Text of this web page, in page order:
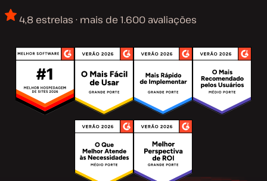
4,8 estrelas · mais de 1.600 avaliações